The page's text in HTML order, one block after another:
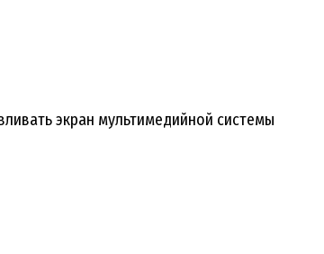
экран мультимедийной системы